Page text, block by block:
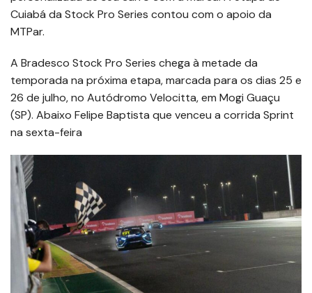
Cuiabá da Stock Pro Series contou com o apoio da
MTPar.
A Bradesco Stock Pro Series chega à metade da
temporada na próxima etapa, marcada para os dias 25 e
26 de julho, no Autódromo Velocitta, em Mogi Guaçu
(SP). Abaixo Felipe Baptista que venceu a corrida Sprint
na sexta-feira